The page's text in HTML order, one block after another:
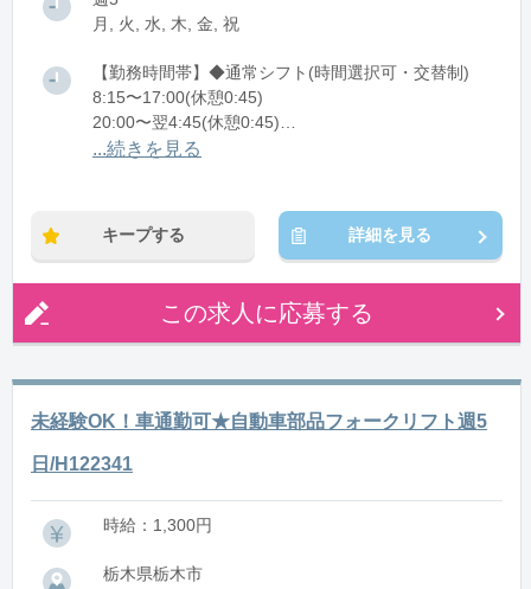
月, 火, 水, 木, 金, 祝
【勤務時間帯】◆通常シフト(時間選択可・交替制)
8:15〜17:00(休憩0:45)
20:00〜翌4:45(休憩0:45)
...続きを見る
キープする 詳細を見る
この求人に応募する
未経験OK！車通勤可★自動車部品フォークリフト週5
日/H122341
時給：1,300円
栃木県栃木市